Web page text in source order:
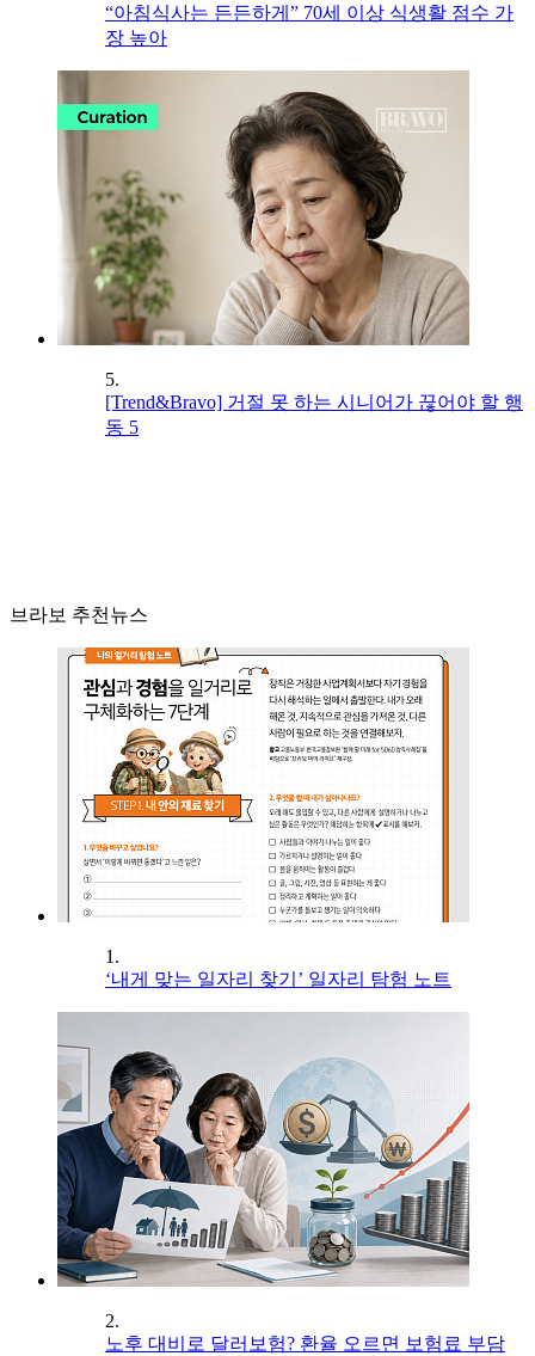
“아침식사는 든든하게” 70세 이상 식생활 점수 가
장 높아
5.
[Trend&Bravo] 거절 못 하는 시니어가 끊어야 할 행
동 5
브라보 추천뉴스
1.
‘내게 맞는 일자리 찾기’ 일자리 탐험 노트
2.
노후 대비로 달러보험? 환율 오르면 보험료 부담